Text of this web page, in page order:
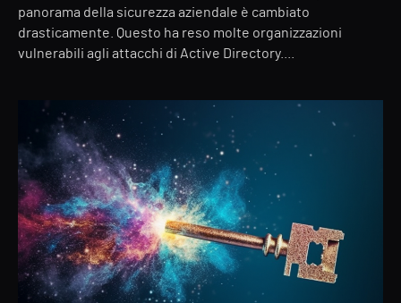
panorama della sicurezza aziendale è cambiato
drasticamente. Questo ha reso molte organizzazioni
vulnerabili agli attacchi di Active Directory....